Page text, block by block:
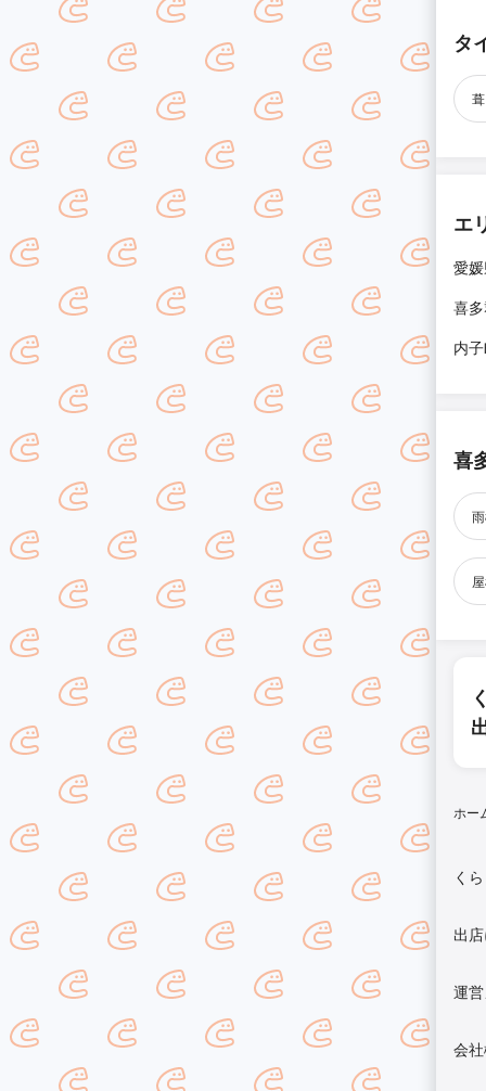
タ
エ
愛
喜
内
喜
ホー
く
出
運
会